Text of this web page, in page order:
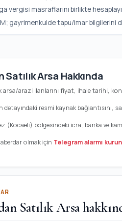
vergisi masraflarını birlikte
gayrimenkulde tapu/imar bilgilerini
Arsa Hakkında
arsa/arazi ilanlarını fiyat, ihale tarihi,
detayındaki resmi kaynak
(Kocaeli) bölgesindeki icra, banka ve
olmak için Telegram alarmı kurun
Satılık Arsa